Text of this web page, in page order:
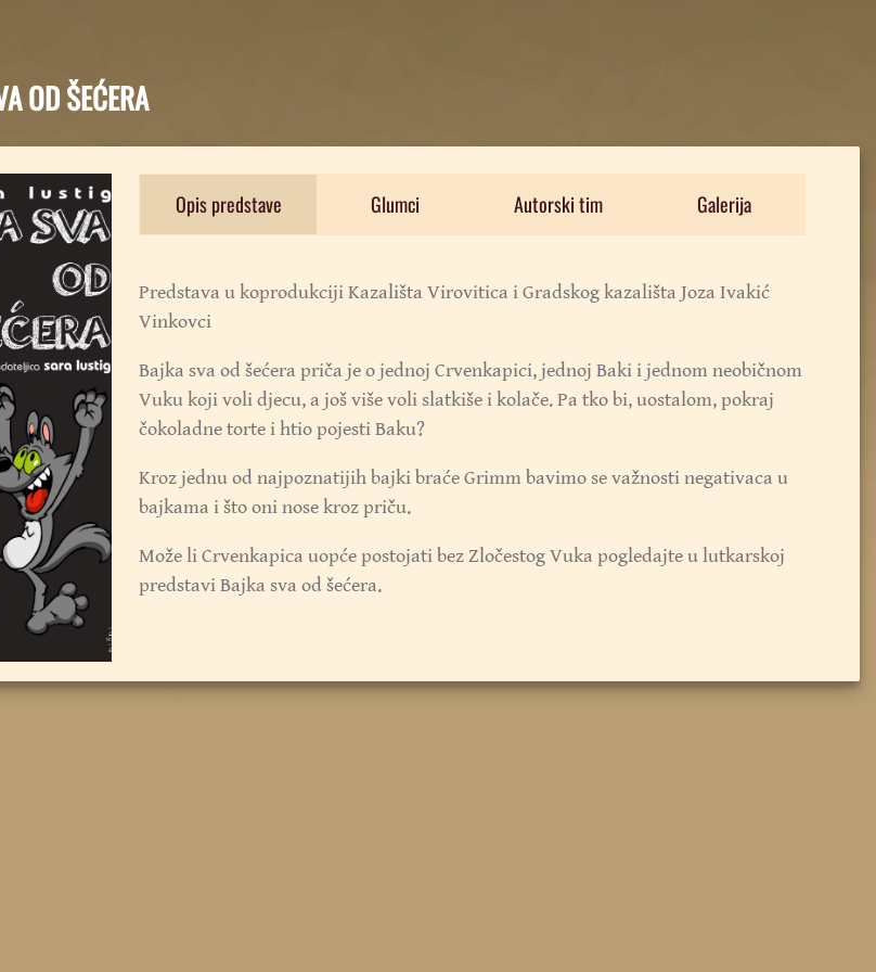
OD ŠEĆERA
Opis predstave Glumci Autorski tim Galerija
Predstava u koprodukciji Kazališta Virovitica i Gradskog kazališta Joza Ivakić
Vinkovci
Bajka sva od šećera priča je o jednoj Crvenkapici, jednoj Baki i jednom neobičnom
Vuku koji voli djecu, a još više voli slatkiše i kolače. Pa tko bi, uostalom, pokraj
čokoladne torte i htio pojesti Baku?
Kroz jednu od najpoznatijih bajki braće Grimm bavimo se važnosti negativaca u
bajkama i što oni nose kroz priču.
Može li Crvenkapica uopće postojati bez Zločestog Vuka pogledajte u lutkarskoj
predstavi Bajka sva od šećera.